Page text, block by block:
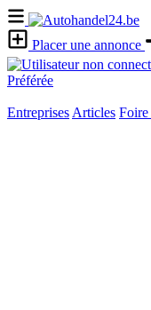
Placer une annonce
Préférée
Entreprises Articles Foire